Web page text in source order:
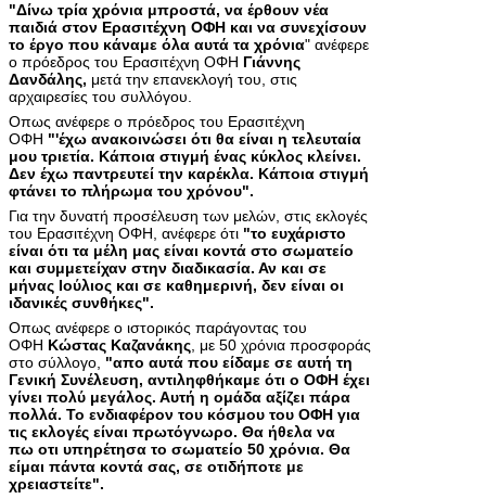
"Δίνω τρία χρόνια μπροστά, να έρθουν νέα
παιδιά στον Ερασιτέχνη ΟΦΗ και να συνεχίσουν
το έργο που κάναμε όλα αυτά τα χρόνια" ανέφερε
ο πρόεδρος του Ερασιτέχνη ΟΦΗ Γιάννης
Δανδάλης, μετά την επανεκλογή του, στις
αρχαιρεσίες του συλλόγου.
Οπως ανέφερε ο πρόεδρος του Ερασιτέχνη
ΟΦΗ "'έχω ανακοινώσει ότι θα είναι η τελευταία
μου τριετία. Κάποια στιγμή ένας κύκλος κλείνει.
Δεν έχω παντρευτεί την καρέκλα. Κάποια στιγμή
φτάνει το πλήρωμα του χρόνου".
Για την δυνατή προσέλευση των μελών, στις εκλογές
του Ερασιτέχνη ΟΦΗ, ανέφερε ότι "το ευχάριστο
είναι ότι τα μέλη μας είναι κοντά στο σωματείο
και συμμετείχαν στην διαδικασία. Αν και σε
μήνας Ιούλιος και σε καθημερινή, δεν είναι οι
ιδανικές συνθήκες".
Οπως ανέφερε ο ιστορικός παράγοντας του
ΟΦΗ Κώστας Καζανάκης, με 50 χρόνια προσφοράς
στο σύλλογο, "απο αυτά που είδαμε σε αυτή τη
Γενική Συνέλευση, αντιληφθήκαμε ότι ο ΟΦΗ έχει
γίνει πολύ μεγάλος. Αυτή η ομάδα αξίζει πάρα
πολλά. Το ενδιαφέρον του κόσμου του ΟΦΗ για
τις εκλογές είναι πρωτόγνωρο. Θα ήθελα να
πω οτι υπηρέτησα το σωματείο 50 χρόνια. Θα
είμαι πάντα κοντά σας, σε οτιδήποτε με
χρειαστείτε".